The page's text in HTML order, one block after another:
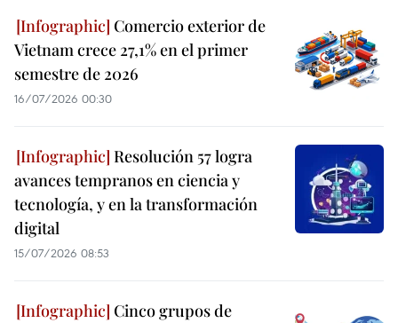
Comercio exterior de
Vietnam crece 27,1% en el primer
semestre de 2026
16/07/2026 00:30
Resolución 57 logra
avances tempranos en ciencia y
tecnología, y en la transformación
digital
15/07/2026 08:53
Cinco grupos de